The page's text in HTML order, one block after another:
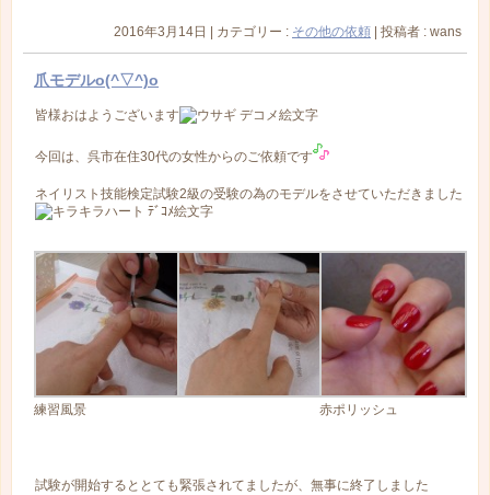
2016年3月14日 カテゴリー : その他の依頼 投稿者 : wans
爪モデルo(^▽^)o
皆様おはようございます
今回は、呉市在住30代の女性からのご依頼です
ネイリスト技能検定試験2級の受験の為のモデルをさせていただきました
練習風景 赤ポリッシュ
試験が開始するととても緊張されてましたが、無事に終了しました